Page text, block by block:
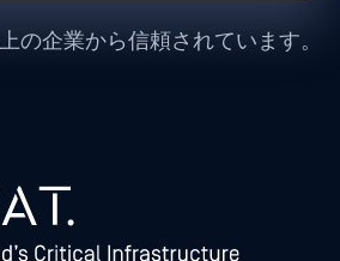
の企業から信頼されています。